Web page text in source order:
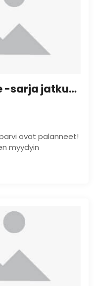
Mahdollisin Max Ride -sarja jatkuu Ultimate Flight
ovat palanneet!
myydyin